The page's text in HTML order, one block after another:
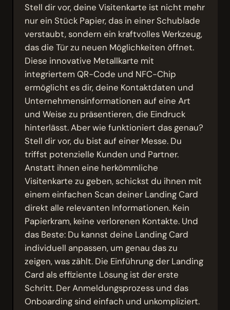
Stell dir vor, deine Visitenkarte ist nicht mehr
nur ein Stück Papier, das in einer Schublade
verstaubt, sondern ein kraftvolles Werkzeug,
das die Tür zu neuen Möglichkeiten öffnet.
Diese innovative Metallkarte mit
integriertem QR-Code und NFC-Chip
ermöglicht es dir, deine Kontaktdaten und
Unternehmensinformationen auf eine Art
und Weise zu präsentieren, die Eindruck
hinterlässt. Aber wie funktioniert das genau?
Stell dir vor, du bist auf einer Messe. Du
triffst potenzielle Kunden und Partner.
Anstatt ihnen eine herkömmliche
Visitenkarte zu geben, schickst du ihnen mit
einem einfachen Scan deiner Landing Card
direkt alle relevanten Informationen. Kein
Papierkram, keine verlorenen Kontakte. Und
das Beste: Du kannst deine Landing Card
individuell anpassen, um genau das zu
zeigen, was zählt. Die Einführung der Landing
Card als effiziente Lösung ist der erste
Schritt. Der Anmeldungsprozess und das
Onboarding sind einfach und unkompliziert.